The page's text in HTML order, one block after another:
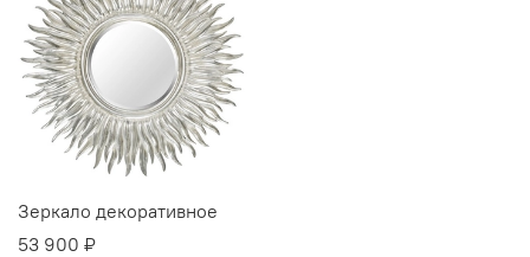
Зеркало декоративное
53 900 ₽